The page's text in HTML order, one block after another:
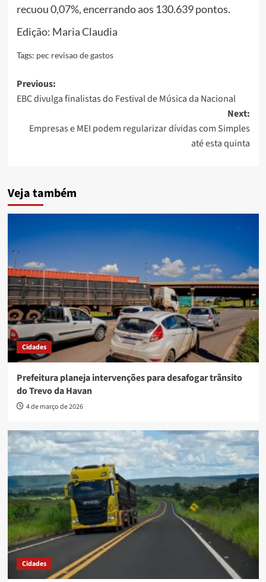
recuou 0,07%, encerrando aos 130.639 pontos.
Edição: Maria Claudia
Tags: pec revisao de gastos
Post
navigation
Previous:
EBC divulga finalistas do Festival de Música da Nacional
Next:
Empresas e MEI podem regularizar dívidas com Simples
até esta quinta
Veja também
Cidades
Prefeitura planeja intervenções para desafogar trânsito
do Trevo da Havan
4 de março de 2026
Cidades